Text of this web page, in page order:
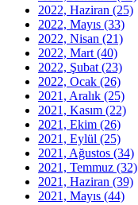
2022, Haziran (25)
2022, Mayıs (33)
2022, Nisan (21)
2022, Mart (40)
2022, Şubat (23)
2022, Ocak (26)
2021, Aralık (25)
2021, Kasım (22)
2021, Ekim (26)
2021, Eylül (25)
2021, Ağustos (34)
2021, Temmuz (32)
2021, Haziran (39)
2021, Mayıs (44)